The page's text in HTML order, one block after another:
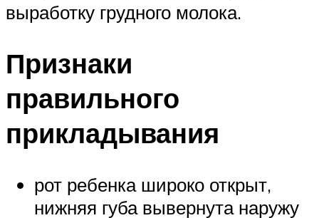
выработку грудного молока.
Признаки
правильного
прикладывания
рот ребенка широко открыт,
нижняя губа вывернута наружу